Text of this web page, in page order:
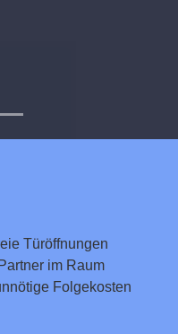
Türöffnungen
im Raum
Folgekosten